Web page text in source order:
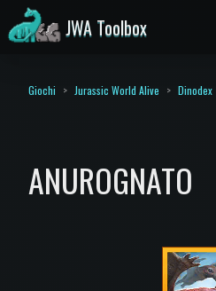
JWA Toolbox
Giochi Jurassic World Alive Dinodex
ANUROGNATO